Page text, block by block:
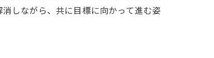
しながら、共に目標に向かって進む姿